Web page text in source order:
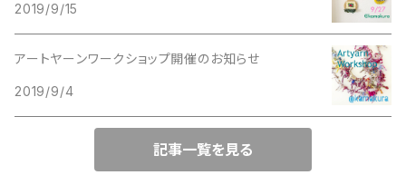
2019/9/15
アートヤーンワークショップ開催のお知らせ
2019/9/4
記事一覧を見る